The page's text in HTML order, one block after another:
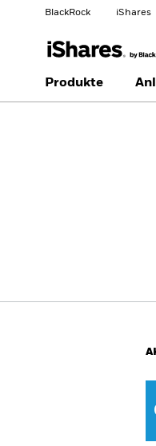
BlackRock iShares
Land
Produkte